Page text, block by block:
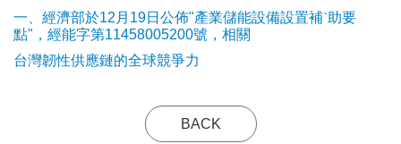
​一、經濟部於12月19日公佈"產業儲能設備設置補ˋ助要
點"，經能字第11458005200號，相關
台灣韌性供應鏈的全球競爭力
BACK